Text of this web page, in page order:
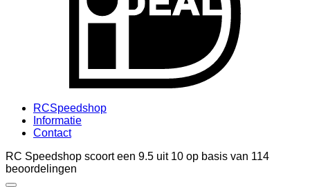
RCSpeedshop
Informatie
Contact
RC Speedshop scoort een 9.5 uit 10 op basis van 114
beoordelingen